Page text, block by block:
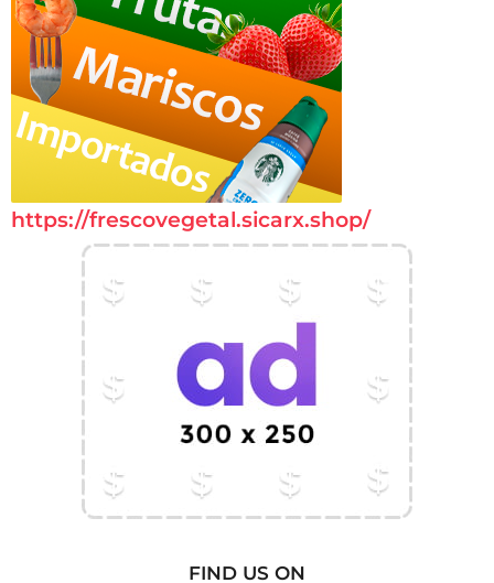
https://frescovegetal.sicarx.shop/
FIND US ON